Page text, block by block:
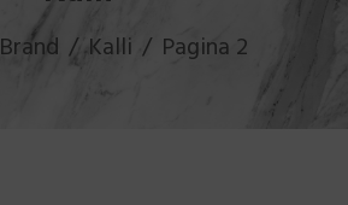
Brand Kalli Pagina 2